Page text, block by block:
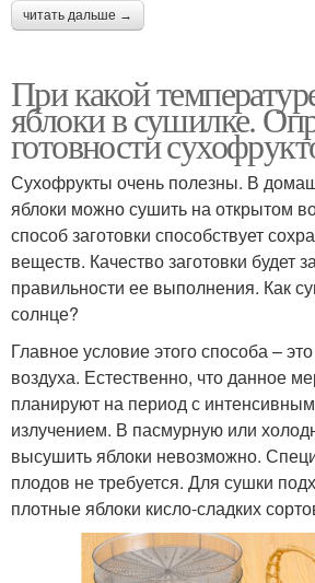
читать дальше →
При какой
яблоки в сушилке.
готовности
Сухофрукты очень полезны. В
яблоки можно сушить на открытом
способ заготовки способствует
веществ. Качество заготовки будет
правильности ее выполнения. Как
солнце?
Главное условие этого способа –
воздуха. Естественно, что данное
планируют на период с
излучением. В пасмурную или
высушить яблоки невозможно.
плодов не требуется. Для сушки
плотные яблоки кисло-сладких